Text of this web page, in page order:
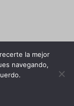
la mejor
navegando,